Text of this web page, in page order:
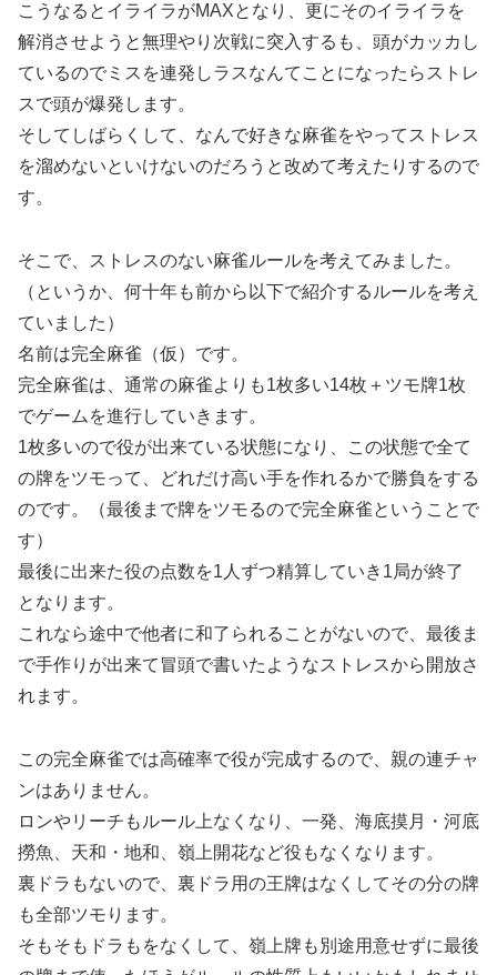
こうなるとイライラがMAXとなり、更にそのイライラを
解消させようと無理やり次戦に突入するも、頭がカッカし
ているのでミスを連発しラスなんてことになったらストレ
スで頭が爆発します。
そしてしばらくして、なんで好きな麻雀をやってストレス
を溜めないといけないのだろうと改めて考えたりするので
す。
そこで、ストレスのない麻雀ルールを考えてみました。
（というか、何十年も前から以下で紹介するルールを考え
ていました）
名前は完全麻雀（仮）です。
完全麻雀は、通常の麻雀よりも1枚多い14枚＋ツモ牌1枚
でゲームを進行していきます。
1枚多いので役が出来ている状態になり、この状態で全て
の牌をツモって、どれだけ高い手を作れるかで勝負をする
のです。（最後まで牌をツモるので完全麻雀ということで
す）
最後に出来た役の点数を1人ずつ精算していき1局が終了
となります。
これなら途中で他者に和了られることがないので、最後ま
で手作りが出来て冒頭で書いたようなストレスから開放さ
れます。
この完全麻雀では高確率で役が完成するので、親の連チャ
ンはありません。
ロンやリーチもルール上なくなり、一発、海底摸月・河底
撈魚、天和・地和、嶺上開花など役もなくなります。
裏ドラもないので、裏ドラ用の王牌はなくしてその分の牌
も全部ツモります。
そもそもドラもをなくして、嶺上牌も別途用意せずに最後